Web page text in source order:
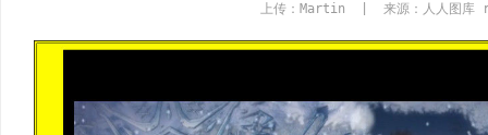
上传：Martin | 来源：人人图